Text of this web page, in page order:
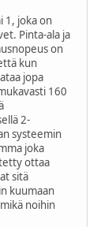
1, joka on
Pinta-ala ja
on
kun
jopa
160
2-
systeemin
joka
ottaa
sitä
kuumaan
noihin